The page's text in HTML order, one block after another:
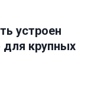
устроен
крупных